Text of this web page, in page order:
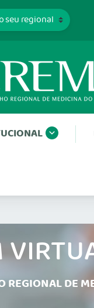
REGIONAL DE